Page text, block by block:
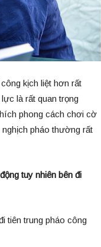
kịch liệt hơn rất
là rất quan trọng
phong cách chơi cờ
pháo thường rất
tuy nhiên bên đi
tiên trung pháo công